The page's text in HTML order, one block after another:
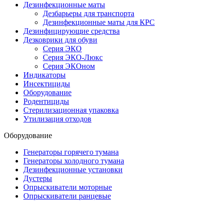
Дезинфекционные маты
Дезбарьеры для транспорта
Дезинфекционные маты для КРС
Дезинфицирующие средства
Дезковрики для обуви
Серия ЭКО
Серия ЭКО-Люкс
Серия ЭКОном
Индикаторы
Инсектициды
Оборудование
Родентициды
Стерилизационная упаковка
Утилизация отходов
Оборудование
Генераторы горячего тумана
Генераторы холодного тумана
Дезинфекционные установки
Дустеры
Опрыскиватели моторные
Опрыскиватели ранцевые